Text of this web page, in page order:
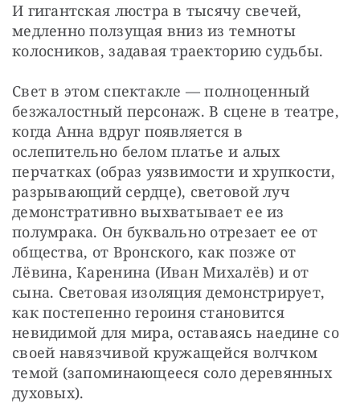
И гигантская люстра в тысячу свечей,
медленно ползущая вниз из темноты
колосников, задавая траекторию судьбы.
Свет в этом спектакле — полноценный
безжалостный персонаж. В сцене в театре,
когда Анна вдруг появляется в
ослепительно белом платье и алых
перчатках (образ уязвимости и хрупкости,
разрывающий сердце), световой луч
демонстративно выхватывает ее из
полумрака. Он буквально отрезает ее от
общества, от Вронского, как позже от
Лёвина, Каренина (Иван Михалёв) и от
сына. Световая изоляция демонстрирует,
как постепенно героиня становится
невидимой для мира, оставаясь наедине со
своей навязчивой кружащейся волчком
темой (запоминающееся соло деревянных
духовых).